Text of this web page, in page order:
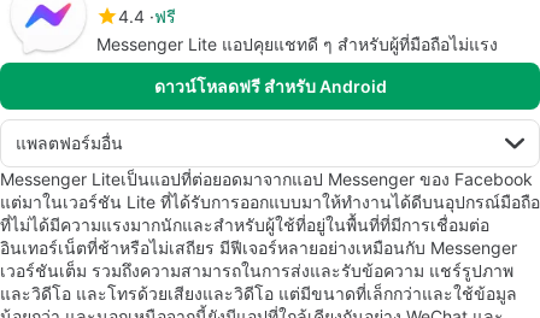
4.4 ฟรี
Messenger Lite แอปคุยแชทดี ๆ สำหรับผู้ที่มือถือไม่แรง
ดาวน์โหลดฟรี สำหรับ Android
แพลตฟอร์มอื่น
Messenger Liteเป็นแอปที่ต่อยอดมาจากแอป Messenger ของ Facebook
แต่มาในเวอร์ชัน Lite ที่ได้รับการออกแบบมาให้ทำงานได้ดีบนอุปกรณ์มือถือ
ที่ไม่ได้มีความแรงมากนักและสำหรับผู้ใช้ที่อยู่ในพื้นที่ที่มีการเชื่อมต่อ
อินเทอร์เน็ตที่ช้าหรือไม่เสถียร มีฟีเจอร์หลายอย่างเหมือนกับ Messenger
เวอร์ชันเต็ม รวมถึงความสามารถในการส่งและรับข้อความ แชร์รูปภาพ
และวิดีโอ และโทรด้วยเสียงและวิดีโอ แต่มีขนาดที่เล็กกว่าและใช้ข้อมูล